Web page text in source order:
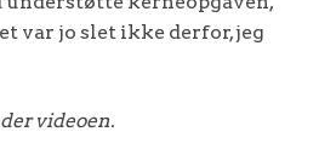
var jo slet ikke derfor, jeg
videoen.